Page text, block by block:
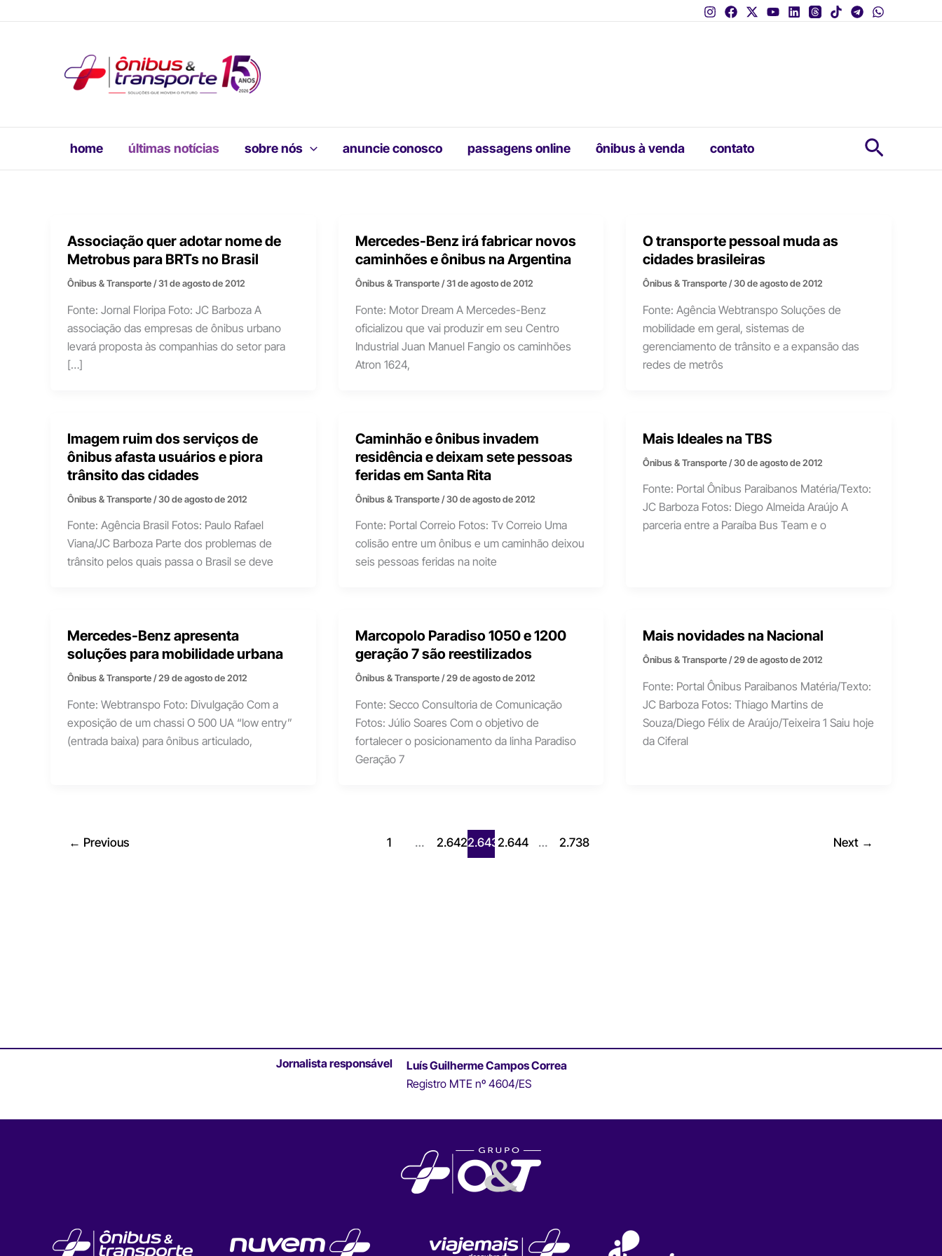
home últimas notícias sobre nós anuncie conosco passagens online ônibus à venda contato
Associação quer adotar nome de
Metrobus para BRTs no Brasil
Ônibus & Transporte/31 de agosto de 2012
Fonte: Jornal Floripa Foto: JC Barboza A
associação das empresas de ônibus urbano
levará proposta às companhias do setor para
[…]
Mercedes-Benz irá fabricar novos
caminhões e ônibus na Argentina
Ônibus & Transporte/31 de agosto de 2012
Fonte: Motor Dream A Mercedes-Benz
oficializou que vai produzir em seu Centro
Industrial Juan Manuel Fangio os caminhões
Atron 1624,
O transporte pessoal muda as
cidades brasileiras
Ônibus & Transporte/30 de agosto de 2012
Fonte: Agência Webtranspo Soluções de
mobilidade em geral, sistemas de
gerenciamento de trânsito e a expansão das
redes de metrôs
Imagem ruim dos serviços de
ônibus afasta usuários e piora
trânsito das cidades
Ônibus & Transporte/30 de agosto de 2012
Fonte: Agência Brasil Fotos: Paulo Rafael
Viana/JC Barboza Parte dos problemas de
trânsito pelos quais passa o Brasil se deve
Caminhão e ônibus invadem
residência e deixam sete pessoas
feridas em Santa Rita
Ônibus & Transporte/30 de agosto de 2012
Fonte: Portal Correio Fotos: Tv Correio Uma
colisão entre um ônibus e um caminhão deixou
seis pessoas feridas na noite
Mais Ideales na TBS
Ônibus & Transporte/30 de agosto de 2012
Fonte: Portal Ônibus Paraibanos Matéria/Texto:
JC Barboza Fotos: Diego Almeida Araújo A
parceria entre a Paraíba Bus Team e o
Mercedes-Benz apresenta
soluções para mobilidade urbana
Ônibus & Transporte/29 de agosto de 2012
Fonte: Webtranspo Foto: Divulgação Com a
exposição de um chassi O 500 UA “low entry”
(entrada baixa) para ônibus articulado,
Marcopolo Paradiso 1050 e 1200
geração 7 são reestilizados
Ônibus & Transporte/29 de agosto de 2012
Fonte: Secco Consultoria de Comunicação
Fotos: Júlio Soares Com o objetivo de
fortalecer o posicionamento da linha Paradiso
Geração 7
Mais novidades na Nacional
Ônibus & Transporte/29 de agosto de 2012
Fonte: Portal Ônibus Paraibanos Matéria/Texto:
JC Barboza Fotos: Thiago Martins de
Souza/Diego Félix de Araújo/Teixeira 1 Saiu hoje
da Ciferal
← Previous 1 … 2.6422.643 2.644 … 2.738 Next →
Jornalista responsável
Luís Guilherme Campos Correa
Registro MTE nº 4604/ES